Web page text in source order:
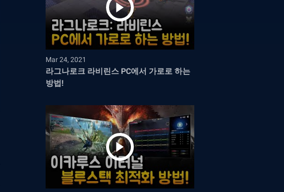
Mar 24, 2021
라그나로크 라비린스 PC에서 가로로 하는
방법!